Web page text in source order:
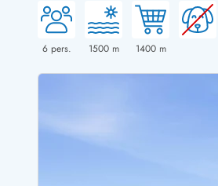
Nyrenoverede sommerhuse
Sommerhuse med slutrengøring inklusive
Sommerhuse tæt ved vandet
Nybyggede sommerhuse
Sommerhuse med udsigt
6pers. 1500m 1400m